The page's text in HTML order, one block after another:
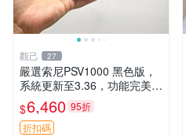
觀己 27
嚴選索尼PSV1000 黑色版，
系統更新至3.36，功能完美屏
幕清晰，附贈原裝充電線。全
新未拆封，內存卡另售。 PS
V1000 PSV 紅包版
$6,460 95折
折扣碼